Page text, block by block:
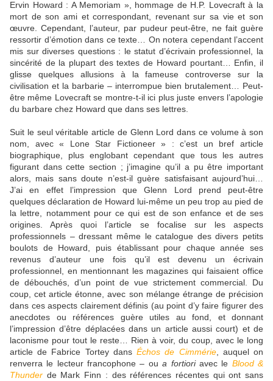
Ervin Howard : A Memoriam », hommage de H.P. Lovecraft à la
mort de son ami et correspondant, revenant sur sa vie et son
œuvre. Cependant, l’auteur, par pudeur peut-être, ne fait guère
ressortir d’émotion dans ce texte… On notera cependant l’accent
mis sur diverses questions : le statut d’écrivain professionnel, la
sincérité de la plupart des textes de Howard pourtant… Enfin, il
glisse quelques allusions à la fameuse controverse sur la
civilisation et la barbarie – interrompue bien brutalement… Peut-
être même Lovecraft se montre-t-il ici plus juste envers l’apologie
du barbare chez Howard que dans ses lettres.
Suit le seul véritable article de Glenn Lord dans ce volume à son
nom, avec « Lone Star Fictioneer » : c’est un bref article
biographique, plus englobant cependant que tous les autres
figurant dans cette section ; j’imagine qu’il a pu être important
alors, mais sans doute n’est-il guère satisfaisant aujourd’hui…
J’ai en effet l’impression que Glenn Lord prend peut-être
quelques déclaration de Howard lui-même un peu trop au pied de
la lettre, notamment pour ce qui est de son enfance et de ses
origines. Après quoi l’article se focalise sur les aspects
professionnels – dressant même le catalogue des divers petits
boulots de Howard, puis établissant pour chaque année ses
revenus d’auteur une fois qu’il est devenu un écrivain
professionnel, en mentionnant les magazines qui faisaient office
de débouchés, d’un point de vue strictement commercial. Du
coup, cet article étonne, avec son mélange étrange de précision
dans ces aspects clairement définis (au point d’y faire figurer des
anecdotes ou références guère utiles au fond, et donnant
l’impression d’être déplacées dans un article aussi court) et de
laconisme pour tout le reste… Rien à voir, du coup, avec le long
article de Fabrice Tortey dansÉchos de Cimmérie, auquel on
renverra le lecteur francophone – oua fortioriavec le Blood &
Thunder de Mark Finn : des références récentes qui ont sans